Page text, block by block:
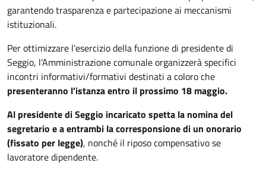
garantendo trasparenza e partecipazione ai meccanismi
istituzionali.
Per ottimizzare l’esercizio della funzione di presidente di
Seggio, l’Amministrazione comunale organizzerà specifici
incontri informativi/formativi destinati a coloro che
presenteranno l’istanza entro il prossimo 18 maggio.
Al presidente di Seggio incaricato spetta la nomina del
segretario e a entrambi la corresponsione di un onorario
(fissato per legge), nonché il riposo compensativo se
lavoratore dipendente.